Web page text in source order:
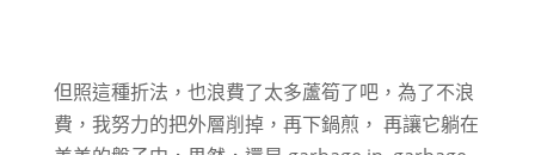
但照這種折法，也浪費了太多蘆筍了吧，為了不浪
費，我努力的把外層削掉，再下鍋煎， 再讓它躺在